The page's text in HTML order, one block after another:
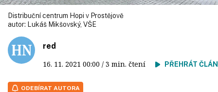
Distribuční centrum Hopi v Prostějově
autor:
Lukáš Mikšovský, VŠE
red
16. 11. 2021 00:00 / 3 min. čtení PŘEHRÁT
ODEBÍRAT AUTORA